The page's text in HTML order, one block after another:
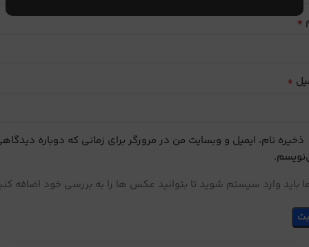
*
*
ذخیره نام، ایمیل و وبسایت من در مرورگر برای زمانی که دوباره
باید وارد سیستم شوید تا بتوانید عکس ها را به بررسی خود اضافه